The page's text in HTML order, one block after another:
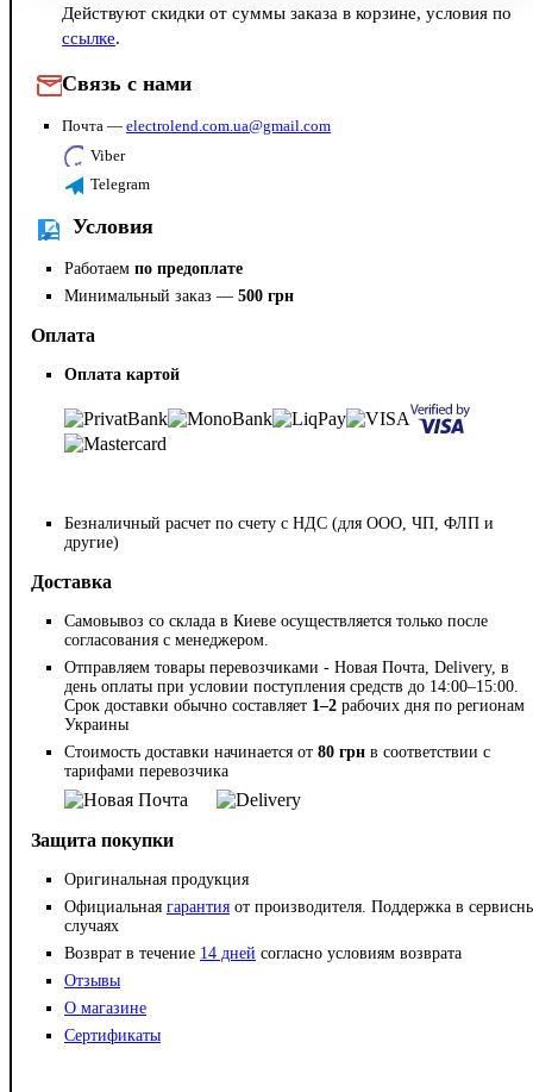
Действуют скидки от суммы заказа в корзине, условия по
ссылке.
Связь с нами
Почта — electrolend.com.ua@gmail.com
Viber
Telegram
Условия
Работаем по предоплате
Минимальный заказ — 500 грн
Оплата
Оплата картой
Безналичный расчет по счету с НДС (для ООО, ЧП, ФЛП и
другие)
Доставка
Самовывоз со склада в Киеве осуществляется только после
согласования с менеджером.
Отправляем товары перевозчиками - Новая Почта, Delivery, в
день оплаты при условии поступления средств до 14:00–15:00.
Срок доставки обычно составляет 1–2 рабочих дня по регионам
Украины
Стоимость доставки начинается от 80 грн в соответствии с
тарифами перевозчика
Защита покупки
Оригинальная продукция
Официальная гарантия от производителя. Поддержка в
случаях
Возврат в течение 14 дней согласно условиям возврата
Отзывы
О магазине
Сертификаты